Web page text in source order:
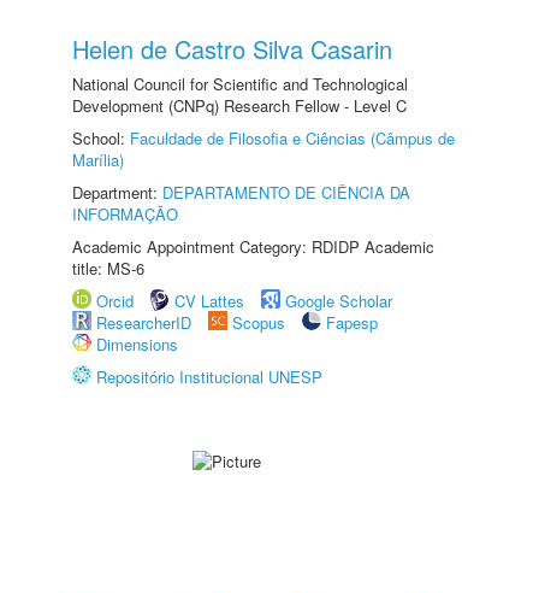
Helen de Castro Silva Casarin
National Council for Scientific and Technological
Development (CNPq) Research Fellow - Level C
School: Faculdade de Filosofia e Ciências (Câmpus de
Marília)
Department: DEPARTAMENTO DE CIÊNCIA DA
INFORMAÇÃO
Academic Appointment Category: RDIDP Academic
title: MS-6
Orcid
CV Lattes
Google Scholar
ResearcherID
Scopus
Fapesp
Dimensions
Repositório Institucional UNESP